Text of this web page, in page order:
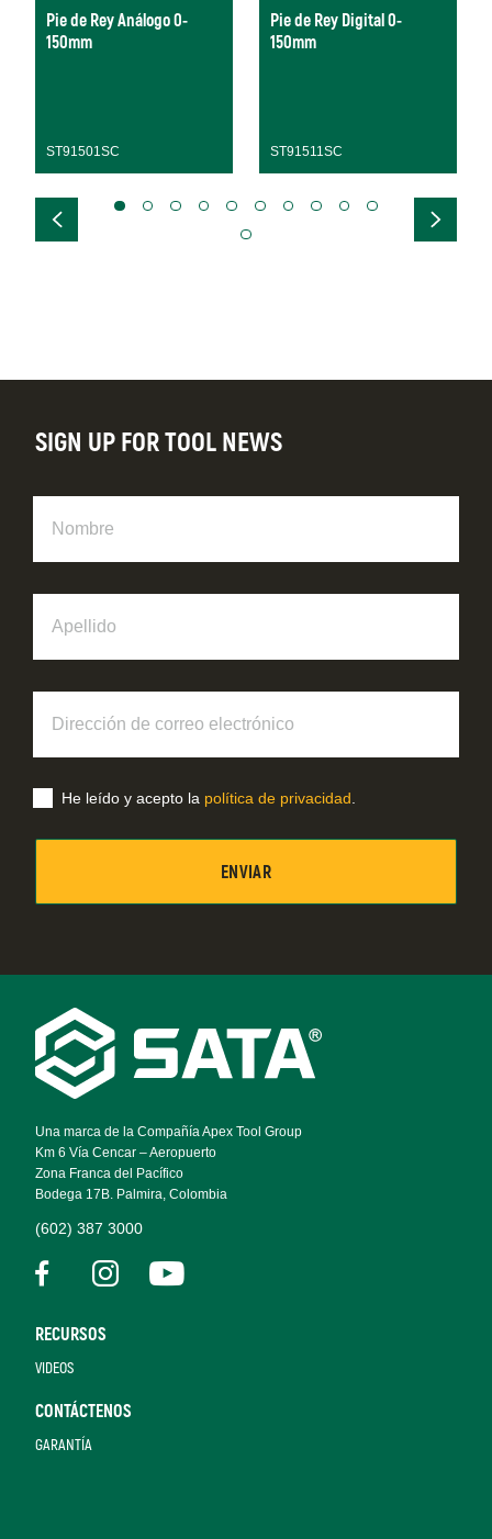
Pie de Rey Análogo 0-
150mm
ST91501SC
Pie de Rey Digital 0-
150mm
ST91511SC
Footer
Navigation
Una marca de la Compañía Apex Tool Group
Km 6 Vía Cencar – Aeropuerto
Zona Franca del Pacífico
Bodega 17B. Palmira, Colombia
(602) 387 3000
RECURSOS
VIDEOS
CONTÁCTENOS
GARANTÍA
SIGN UP FOR TOOL NEWS
correo
electrónico
He leído y acepto la política de privacidad